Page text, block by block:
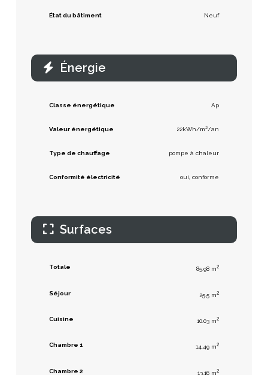
État du bâtiment Neuf
Énergie
Classe énergétique Ap
Valeur énergétique 22kWh/m²/an
Type de chauffage pompe à chaleur
Conformité électricité oui, conforme
Surfaces
Totale 85.98 m2
Séjour 25.5 m2
Cuisine 10.03 m2
Chambre 1 14.49 m2
Chambre 2 13.16 m2